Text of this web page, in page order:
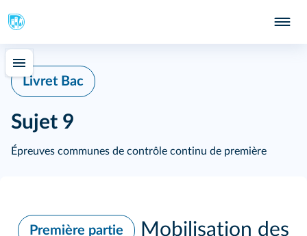
Livret Bac
Sujet 9
Épreuves communes de contrôle continu de première
Première partie
Mobilisation des